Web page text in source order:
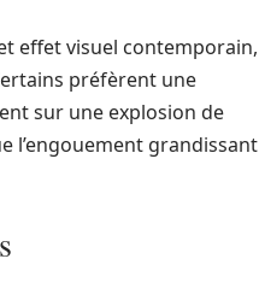
effet visuel contemporain,
préfèrent une
sur une explosion de
l’engouement grandissant